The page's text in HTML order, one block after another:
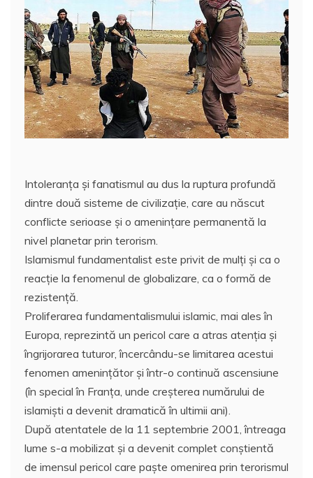
Intoleranţa şi fanatismul au dus la ruptura profundă
dintre două sisteme de civilizaţie, care au născut
conflicte serioase şi o ameninţare permanentă la
nivel planetar prin terorism.
Islamismul fundamentalist este privit de mulţi şi ca o
reacţie la fenomenul de globalizare, ca o formă de
rezistenţă.
Proliferarea fundamentalismului islamic, mai ales în
Europa, reprezintă un pericol care a atras atenţia şi
îngrijorarea tuturor, încercându-se limitarea acestui
fenomen ameninţător şi într-o continuă ascensiune
(în special în Franţa, unde creşterea numărului de
islamişti a devenit dramatică în ultimii ani).
După atentatele de la 11 septembrie 2001, întreaga
lume s-a mobilizat şi a devenit complet conştientă
de imensul pericol care paşte omenirea prin terorismul